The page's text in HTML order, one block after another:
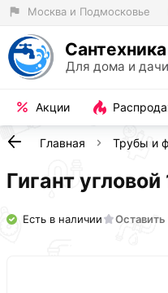
Москва и Подмосковье
Сантехника
Для дома и дачи
Акции
Главная Трубы и
Гигант
Есть в наличии Оставить